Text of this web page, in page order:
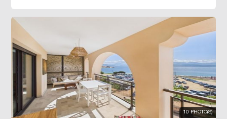
10 PHOTO(S)